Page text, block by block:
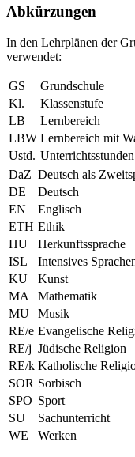
Abkürzungen
In den Lehrplänen der
verwendet:
GS
Grundschule
Kl.
Klassenstufe
LB
Lernbereich
LBW Lernbereich mit
Ustd. Unterrichtsstunden
DaZ Deutsch als
DE
Deutsch
EN
Englisch
ETH Ethik
HU
Herkunftssprache
ISL
Intensives
KU
Kunst
MA
Mathematik
MU
Musik
RE/e Evangelische
RE/j Jüdische Religion
RE/k Katholische
SOR Sorbisch
SPO Sport
SU
Sachunterricht
WE
Werken